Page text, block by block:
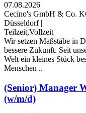
07.08.2026 |
Cecino's GmbH & Co.
Düsseldorf |
Teilzeit,Vollzeit
Wir setzen Maßstäbe in
bessere Zukunft. Seit
Welt ein kleines Stück
Menschen ..
(Senior) Manager
(w/m/d)